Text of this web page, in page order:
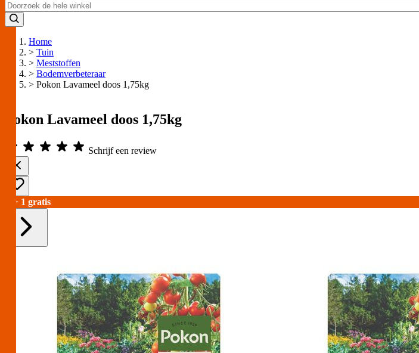
Home
> Tuin
> Meststoffen
> Bodemverbeteraar
> Pokon Lavameel doos 1,75kg
Pokon Lavameel doos 1,75kg
Schrijf een review
2 + 1 gratis